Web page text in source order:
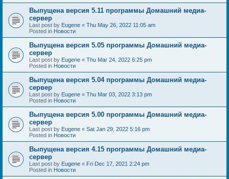
Выпущена версия 5.11 программы Домашний медиа-
сервер
Last post by Eugene « Thu May 26, 2022 11:05 am
Posted in Новости
Выпущена версия 5.05 программы Домашний медиа-
сервер
Last post by Eugene « Thu Mar 24, 2022 6:25 pm
Posted in Новости
Выпущена версия 5.04 программы Домашний медиа-
сервер
Last post by Eugene « Thu Mar 03, 2022 3:13 pm
Posted in Новости
Выпущена версия 5.00 программы Домашний медиа-
сервер
Last post by Eugene « Sat Jan 29, 2022 5:16 pm
Posted in Новости
Выпущена версия 4.15 программы Домашний медиа-
сервер
Last post by Eugene « Fri Dec 17, 2021 2:24 pm
Posted in Новости